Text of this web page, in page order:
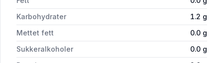
Karbohydrater
1.2 g
Mettet fett
0.0 g
Sukkeralkoholer
0.0 g